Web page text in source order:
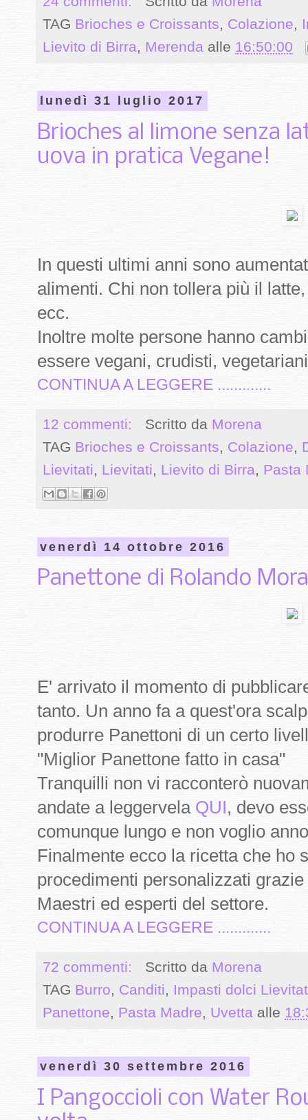
TAG Brioches e Croissants, Colazione,
Lievito di Birra, Merenda alle 16:50:00
lunedì 31 luglio 2017
Brioches al limone senza
uova in pratica Vegane!
In questi ultimi anni sono
alimenti. Chi non tollera più il
ecc.
Inoltre molte persone hanno
essere vegani, crudisti,
CONTINUA A LEGGERE .............
12 commenti: Scritto da Morena
TAG Brioches e Croissants, Colazione,
Lievitati, Lievitati, Lievito di Birra, Pasta
venerdì 14 ottobre 2016
Panettone di Rolando
E' arrivato il momento di
tanto. Un anno fa a quest'ora
produrre Panettoni di un certo
"Miglior Panettone fatto in casa"
Tranquilli non vi racconterò
andate a leggervela QUI, devo
comunque lungo e non voglio
Finalmente ecco la ricetta che ho
procedimenti personalizzati
Maestri ed esperti del settore.
CONTINUA A LEGGERE .............
72 commenti: Scritto da Morena
TAG Burro, Canditi, Impasti dolci
Panettone, Pasta Madre, Uvetta alle
venerdì 30 settembre 2016
I Pangoccioli con Water